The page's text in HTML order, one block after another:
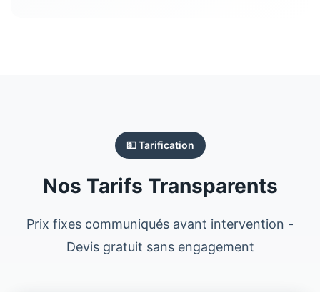
💵 Tarification
Nos Tarifs Transparents
Prix fixes communiqués avant intervention -
Devis gratuit sans engagement